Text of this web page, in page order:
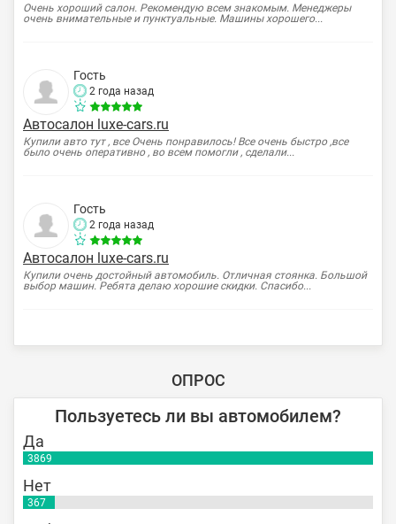
Очень хороший салон. Рекомендую всем знакомым. Менеджеры
очень внимательные и пунктуальные. Машины хорошего...
Гость
2 года назад
Автосалон luxe-cars.ru
Купили авто тут , все Очень понравилось! Все очень быстро ,все
было очень оперативно , во всем помогли , сделали...
Гость
2 года назад
Автосалон luxe-cars.ru
Купили очень достойный автомобиль. Отличная стоянка. Большой
выбор машин. Ребята делаю хорошие скидки. Спасибо...
ОПРОС
Пользуетесь ли вы автомобилем?
Да
3869
Нет
367